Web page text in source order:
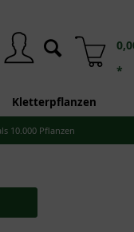
*
Kletterpflanzen
10.000 Pflanzen